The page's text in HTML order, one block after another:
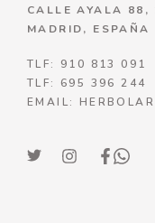
CALLE AYALA 88,
MADRID, ESPAÑA
TLF: 910 813 091
TLF: 695 396 244
EMAIL: